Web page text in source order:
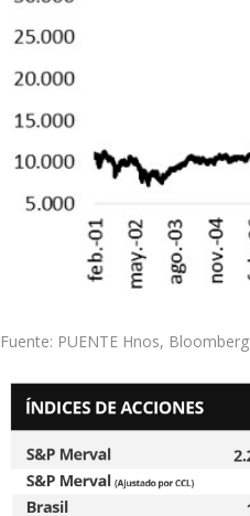
Fuente: PUENTE Hnos, Bloomberg